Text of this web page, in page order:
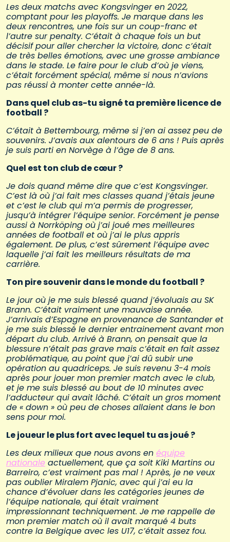
Les deux matchs avec Kongsvinger en 2022,
comptant pour les playoffs. Je marque dans les
deux rencontres, une fois sur un coup-franc et
l’autre sur penalty. C’était à chaque fois un but
décisif pour aller chercher la victoire, donc c’était
de très belles émotions, avec une grosse ambiance
dans le stade. Le faire pour le club d’où je viens,
c’était forcément spécial, même si nous n’avions
pas réussi à monter cette année-là.
Dans quel club as-tu signé ta première licence de
football ?
C’était à Bettembourg, même si j’en ai assez peu de
souvenirs. J’avais aux alentours de 6 ans ! Puis après
je suis parti en Norvège à l’âge de 8 ans.
Quel est ton club de cœur ?
Je dois quand même dire que c’est Kongsvinger.
C’est là où j’ai fait mes classes quand j’étais jeune
et c’est le club qui m’a permis de progresser,
jusqu’à intégrer l’équipe senior. Forcément je pense
aussi à Norrköping où j’ai joué mes meilleures
années de football et où j’ai le plus appris
également. De plus, c’est sûrement l’équipe avec
laquelle j’ai fait les meilleurs résultats de ma
carrière.
Ton pire souvenir dans le monde du football ?
Le jour où je me suis blessé quand j’évoluais au SK
Brann. C’était vraiment une mauvaise année.
J’arrivais d’Espagne en provenance de Santander et
je me suis blessé le dernier entrainement avant mon
départ du club. Arrivé à Brann, on pensait que la
blessure n’était pas grave mais c’était en fait assez
problématique, au point que j’ai dû subir une
opération au quadriceps. Je suis revenu 3-4 mois
après pour jouer mon premier match avec le club,
et je me suis blessé au bout de 10 minutes avec
l’adducteur qui avait lâché. C’était un gros moment
de « down » où peu de choses allaient dans le bon
sens pour moi.
Le joueur le plus fort avec lequel tu as joué ?
Les deux milieux que nous avons en équipe
nationale actuellement, que ça soit Kiki Martins ou
Barreiro, c’est vraiment pas mal ! Après, je ne veux
pas oublier Miralem Pjanic, avec qui j’ai eu la
chance d’évoluer dans les catégories jeunes de
l’équipe nationale, qui était vraiment
impressionnant techniquement. Je me rappelle de
mon premier match où il avait marqué 4 buts
contre la Belgique avec les U17, c’était assez fou.